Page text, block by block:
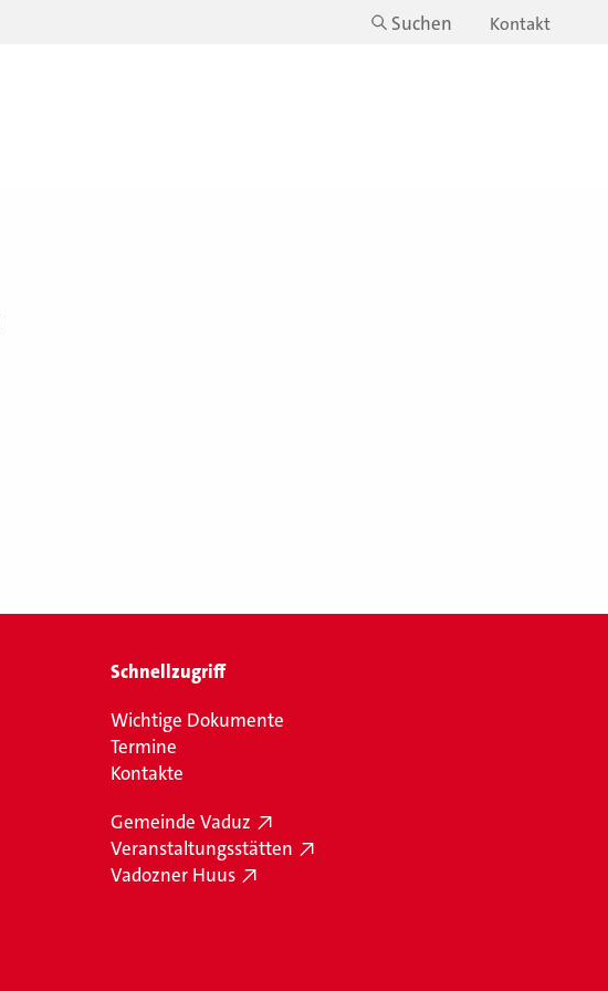
Suchen Kontakt
Schnellzugriff
Wichtige Dokumente
Termine
Kontakte
Gemeinde Vaduz
Veranstaltungsstätten
Vadozner Huus